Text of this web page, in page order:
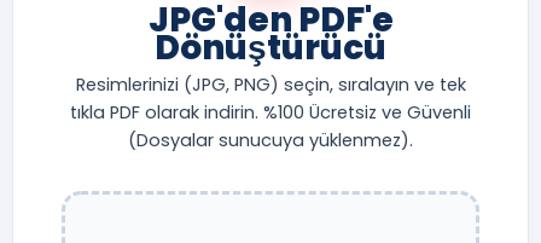
JPG'den PDF'e
Dönüştürücü
Resimlerinizi (JPG, PNG) seçin, sıralayın ve tek
tıkla PDF olarak indirin. %100 Ücretsiz ve Güvenli
(Dosyalar sunucuya yüklenmez).